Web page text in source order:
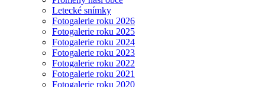
Letecké snímky
Fotogalerie roku 2026
Fotogalerie roku 2025
Fotogalerie roku 2024
Fotogalerie roku 2023
Fotogalerie roku 2022
Fotogalerie roku 2021
Fotogalerie roku 2020